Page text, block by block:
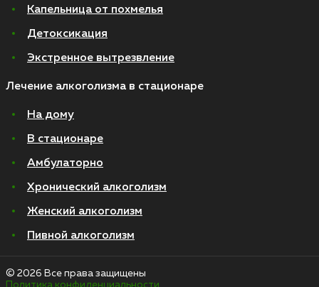
Капельница от похмелья
Детоксикация
Экстренное вытрезвление
Лечение алкоголизма в стационаре
На дому
В стационаре
Амбулаторно
Хронический алкоголизм
Женский алкоголизм
Пивной алкоголизм
© 2026 Все права защищены
Политика конфиденциальности